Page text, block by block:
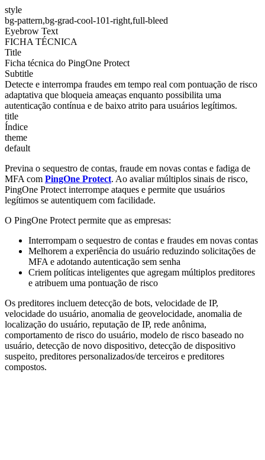
style
bg-pattern,bg-grad-cool-101-right,full-bleed
Eyebrow Text
FICHA TÉCNICA
Title
Ficha técnica do PingOne Protect
Subtitle
Detecte e interrompa fraudes em tempo real com pontuação de risco
adaptativa que bloqueia ameaças enquanto possibilita uma
autenticação contínua e de baixo atrito para usuários legítimos.
title
Índice
theme
default
Previna o sequestro de contas, fraude em novas contas e fadiga de
MFA com PingOne Protect. Ao avaliar múltiplos sinais de risco,
PingOne Protect interrompe ataques e permite que usuários
legítimos se autentiquem com facilidade.
O PingOne Protect permite que as empresas:
Interrompam o sequestro de contas e fraudes em novas contas
Melhorem a experiência do usuário reduzindo solicitações de
MFA e adotando autenticação sem senha
Criem políticas inteligentes que agregam múltiplos preditores
e atribuem uma pontuação de risco
Os preditores incluem detecção de bots, velocidade de IP,
velocidade do usuário, anomalia de geovelocidade, anomalia de
localização do usuário, reputação de IP, rede anônima,
comportamento de risco do usuário, modelo de risco baseado no
usuário, detecção de novo dispositivo, detecção de dispositivo
suspeito, preditores personalizados/de terceiros e preditores
compostos.